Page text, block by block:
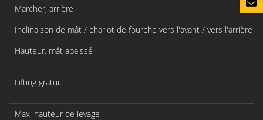
Marcher, arrière
Inclinaison de mât / chariot de fourche vers l'avant / vers l'arrière
Hauteur, mât abaissé
Lifting gratuit
Max. hauteur de levage